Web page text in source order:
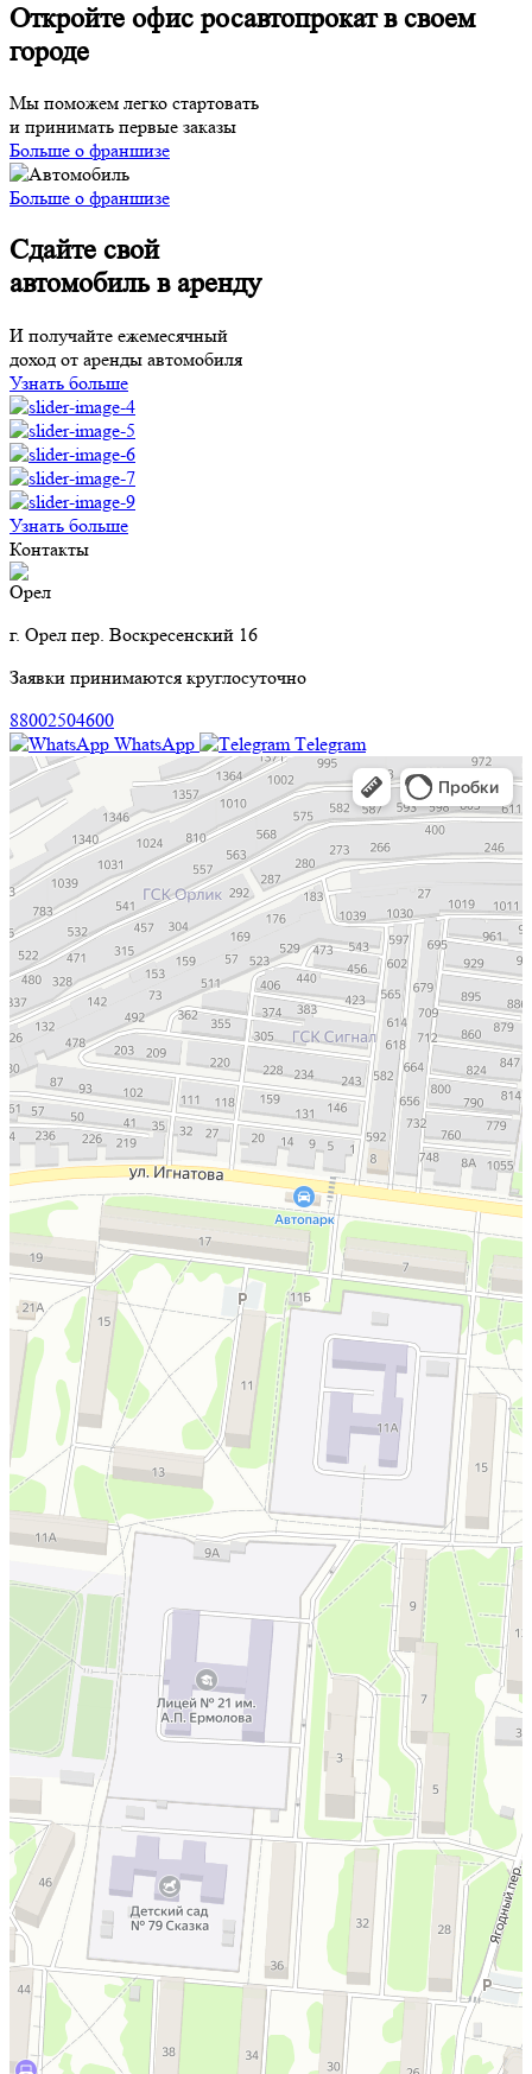
Откройте офис росавтопрокат в своем
городе
Мы поможем легко стартовать
и принимать первые заказы
Больше о франшизе
Больше о франшизе
Сдайте свой
автомобиль в аренду
И получайте ежемесячный
доход от аренды автомобиля
Узнать больше
Узнать больше
Контакты
Орел
г. Орел пер. Воскресенский 16
Заявки принимаются круглосуточно
88002504600
WhatsApp
Тelegram